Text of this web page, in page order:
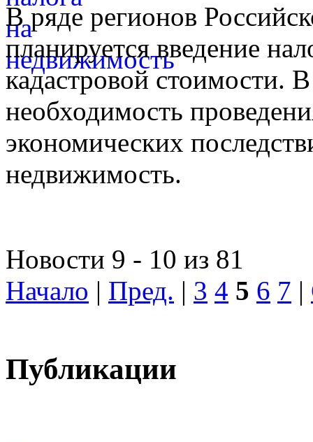
В ряде регионов
планируется введение
кадастровой стоимости.
необходимость
экономических
недвижимость.
Новости 9 - 10 из 81
Начало | Пред. | 3 4 5 6 7 |
Публикации